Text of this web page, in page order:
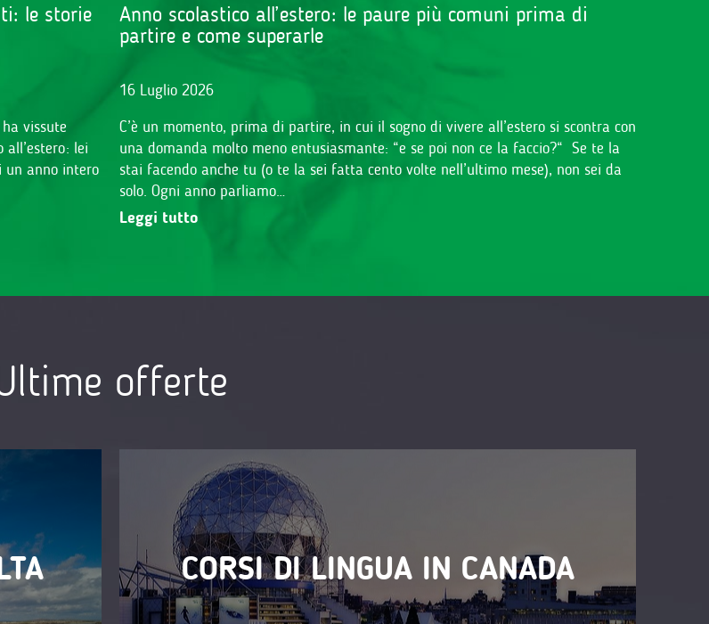
le storie
vissute
lei
un anno intero
Anno scolastico all’estero: le paure più comuni prima di
partire e come superarle
16 Luglio 2026
C’è un momento, prima di partire, in cui il sogno di vivere all’estero si scontra con
una domanda molto meno entusiasmante: “e se poi non ce la faccio?“ Se te la
stai facendo anche tu (o te la sei fatta cento volte nell’ultimo mese), non sei da
solo. Ogni anno parliamo…
Leggi tutto
offerte
CORSI DI LINGUA IN CANADA